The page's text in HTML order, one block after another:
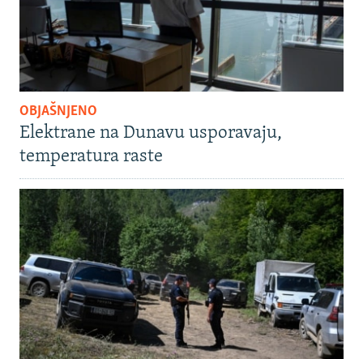
OBJAŠNJENO
Elektrane na Dunavu usporavaju,
temperatura raste